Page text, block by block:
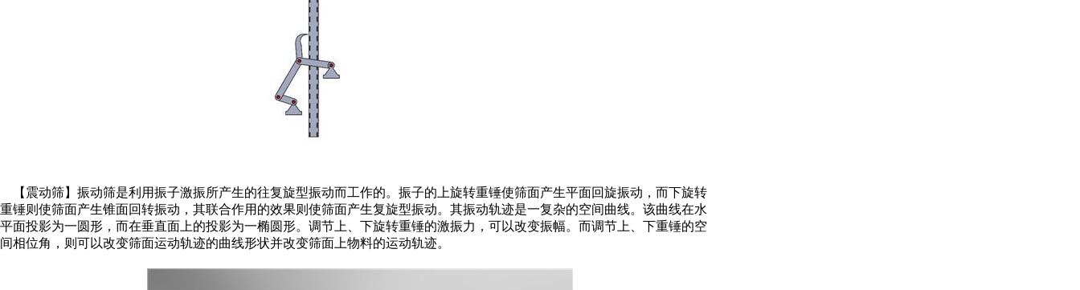
【震动筛】振动筛是利用振子激振所产生的往复旋型振动而工作的。振子的上旋转重锤使筛面产生平面回旋振动，而下旋转
重锤则使筛面产生锥面回转振动，其联合作用的效果则使筛面产生复旋型振动。其振动轨迹是一复杂的空间曲线。该曲线在水
平面投影为一圆形，而在垂直面上的投影为一椭圆形。调节上、下旋转重锤的激振力，可以改变振幅。而调节上、下重锤的空
间相位角，则可以改变筛面运动轨迹的曲线形状并改变筛面上物料的运动轨迹。